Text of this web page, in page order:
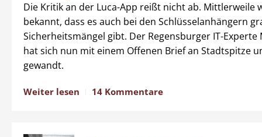
Die Kritik an der Luca-App reißt nicht ab. Mittlerweile
bekannt, dass es auch bei den Schlüsselanhängern
Sicherheitsmängel gibt. Der Regensburger IT-Experte
hat sich nun mit einem Offenen Brief an Stadtspitze
gewandt.
Weiter lesen 14 Kommentare